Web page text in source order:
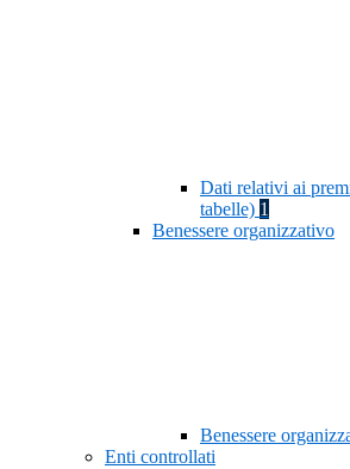
Dati relativi ai
tabelle) 1
Benessere organizzativo
Benessere
Enti controllati